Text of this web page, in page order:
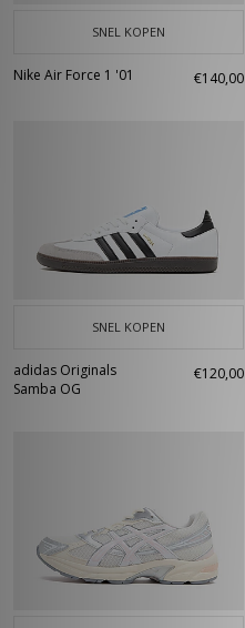
SNEL KOPEN
Nike Air Force 1 '01 €140,00
SNEL KOPEN
adidas Originals
Samba OG
€120,00